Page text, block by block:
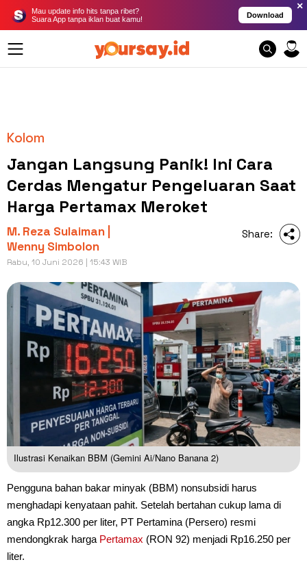
Mau update info hits tanpa ribet?
Suara App tanpa iklan buat kamu!
Download
×
Kolom
Jangan Langsung Panik! Ini Cara
Cerdas Mengatur Pengeluaran Saat
Harga Pertamax Meroket
M. Reza Sulaiman |
Wenny Simbolon
Rabu, 10 Juni 2026 | 15:43 WIB
Share:
Ilustrasi Kenaikan BBM (Gemini Ai/Nano Banana 2)
Pengguna bahan bakar minyak (BBM) nonsubsidi harus
menghadapi kenyataan pahit. Setelah bertahan cukup lama di
angka Rp12.300 per liter, PT Pertamina (Persero) resmi
mendongkrak harga Pertamax (RON 92) menjadi Rp16.250 per
liter.